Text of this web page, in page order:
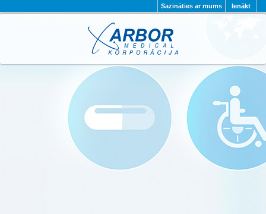
Ienākt
Sazināties ar mums
PAR MUMS PROJEKTI
KONTAKTI
PRIVĀTUMA POLITIKA